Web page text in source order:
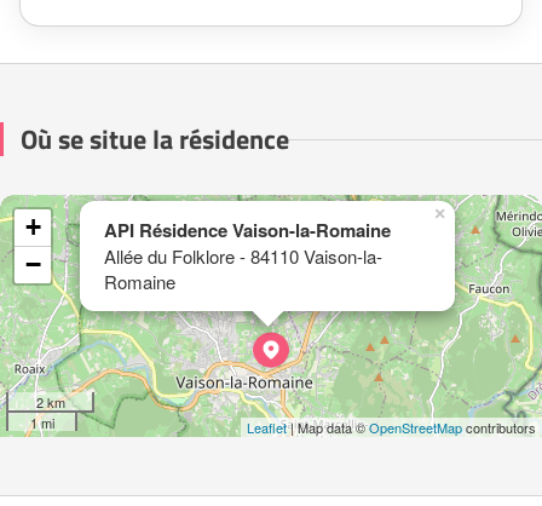
Où se situe la résidence
API Résidence Vaison-la-Romaine
Allée du Folklore - 84110 Vaison-la-
Romaine
×
+
−
2 km
1 mi
Leaflet| Map data ©OpenStreetMapcontributors